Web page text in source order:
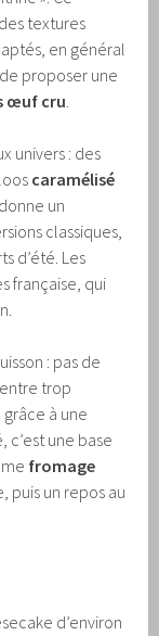
textures
en général
proposer une
œuf cru.
univers : des
caramélisé
un
classiques,
d’été. Les
française, qui
: pas de
trop
grâce à une
c’est une base
fromage
puis un repos au
d’environ